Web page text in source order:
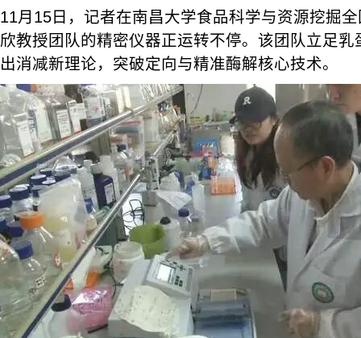
11月15日，记者在南昌大学食品科学与资源挖掘
欣教授团队的精密仪器正运转不停。该团队立足
出消减新理论，突破定向与精准酶解核心技术。